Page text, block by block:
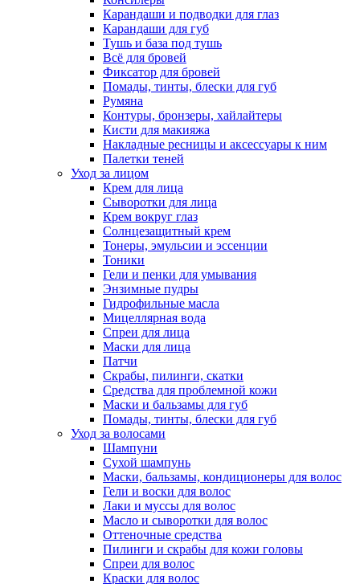
Карандаши и подводки для глаз
Карандаши для губ
Тушь и база под тушь
Всё для бровей
Фиксатор для бровей
Помады, тинты, блески для губ
Румяна
Контуры, бронзеры, хайлайтеры
Кисти для макияжа
Накладные ресницы и аксессуары к ним
Палетки теней
Уход за лицом
Крем для лица
Сыворотки для лица
Крем вокруг глаз
Солнцезащитный крем
Тонеры, эмульсии и эссенции
Тоники
Гели и пенки для умывания
Энзимные пудры
Гидрофильные масла
Мицеллярная вода
Спреи для лица
Маски для лица
Патчи
Скрабы, пилинги, скатки
Средства для проблемной кожи
Маски и бальзамы для губ
Помады, тинты, блески для губ
Уход за волосами
Шампуни
Сухой шампунь
Маски, бальзамы, кондиционеры для волос
Гели и воски для волос
Лаки и муссы для волос
Масло и сыворотки для волос
Оттеночные средства
Пилинги и скрабы для кожи головы
Спреи для волос
Краски для волос